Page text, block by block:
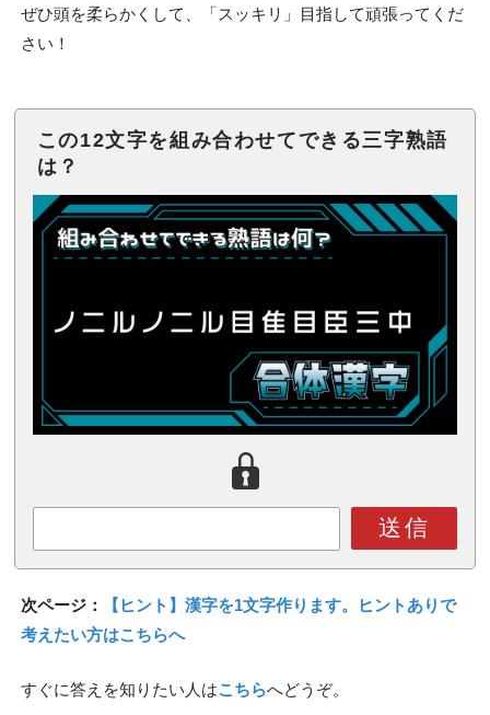
ぜひ頭を柔らかくして、「スッキリ」目指して頑張ってくだ
さい！
この12文字を組み合わせてできる三字熟語
は？
送信
次ページ：
【ヒント】漢字を1文字作ります。ヒントありで
考えたい方はこちらへ
すぐに答えを知りたい人はこちらへどうぞ。